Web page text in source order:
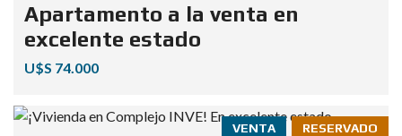
Apartamento a la venta en
excelente estado
U$S 74.000
RESERVADO
VENTA